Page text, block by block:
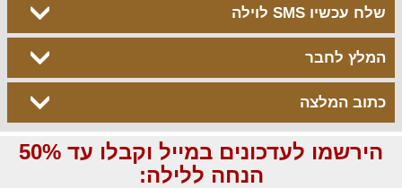
שלח עכשיו SMS לוילה
המלץ לחבר
כתוב המלצה
הירשמו לעדכונים במייל וקבלו עד 50%
הנחה ללילה: